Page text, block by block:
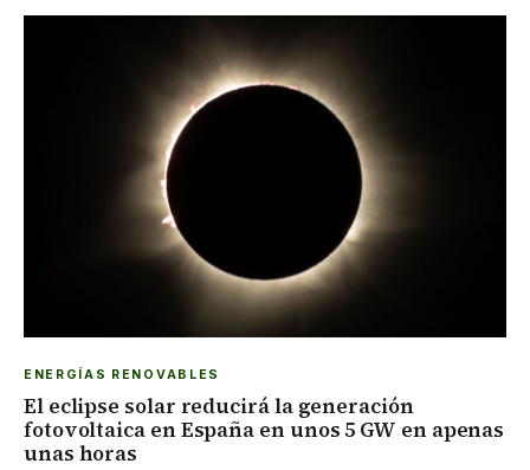
ENERGÍAS RENOVABLES
El eclipse solar reducirá la generación
fotovoltaica en España en unos 5 GW en apenas
unas horas